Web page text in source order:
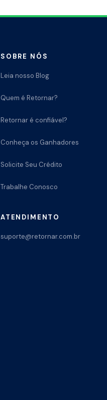
SOBRE NÓS
Leia nosso Blog
Quem é Retornar?
Retornar é confiável?
Conheça os Ganhadores
Solicite Seu Crédito
Trabalhe Conosco
ATENDIMENTO
suporte@retornar.com.br